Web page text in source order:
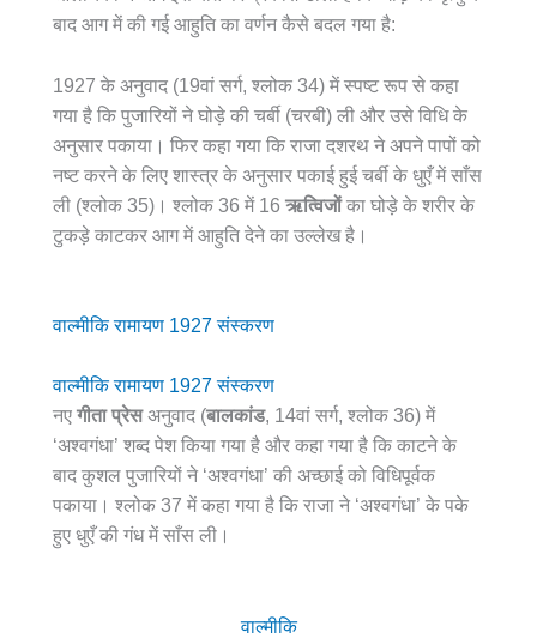
बाद आग में की गई आहुति का वर्णन कैसे बदल गया है:
1927 के अनुवाद (19वां सर्ग, श्लोक 34) में स्पष्ट रूप से कहा
गया है कि पुजारियों ने घोड़े की चर्बी (चरबी) ली और उसे विधि के
अनुसार पकाया। फिर कहा गया कि राजा दशरथ ने अपने पापों को
नष्ट करने के लिए शास्त्र के अनुसार पकाई हुई चर्बी के धुएँ में साँस
ली (श्लोक 35)। श्लोक 36 में 16 ऋत्विजोंका घोड़े के शरीर के
टुकड़े काटकर आग में आहुति देने का उल्लेख है।
वाल्मीकि रामायण 1927 संस्करण
वाल्मीकि रामायण 1927 संस्करण
नए गीता प्रेसअनुवाद (बालकांड, 14वां सर्ग, श्लोक 36) में
‘अश्वगंधा’ शब्द पेश किया गया है और कहा गया है कि काटने के
बाद कुशल पुजारियों ने ‘अश्वगंधा’ की अच्छाई को विधिपूर्वक
पकाया। श्लोक 37 में कहा गया है कि राजा ने ‘अश्वगंधा’ के पके
हुए धुएँ की गंध में साँस ली।
वाल्मीकि